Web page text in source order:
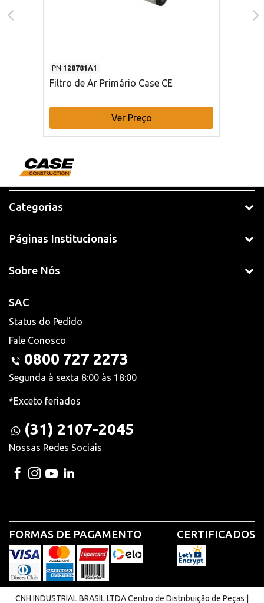
PN 128781A1
Filtro de Ar Primário Case CE
Ver Preço
Categorias
Páginas Institucionais
Sobre Nós
SAC
Status do Pedido
Fale Conosco
0800 727 2273
Segunda à sexta 8:00 às 18:00
*Exceto feriados
(31) 2107-2045
Nossas Redes Sociais
FORMAS DE PAGAMENTO CERTIFICADOS
CNH INDUSTRIAL BRASIL LTDA Centro de Distribuição de Peças |